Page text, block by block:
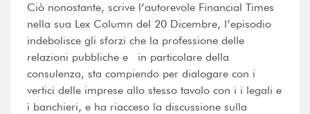
Ciò nonostante, scrive l’autorevole Financial Times
nella sua Lex Column del 20 Dicembre, l’episodio
indebolisce gli sforzi che la professione delle
relazioni pubbliche e in particolare della
consulenza, sta compiendo per dialogare con i
vertici delle imprese allo stesso tavolo con i i legali e
i banchieri, e ha riacceso la discussione sulla